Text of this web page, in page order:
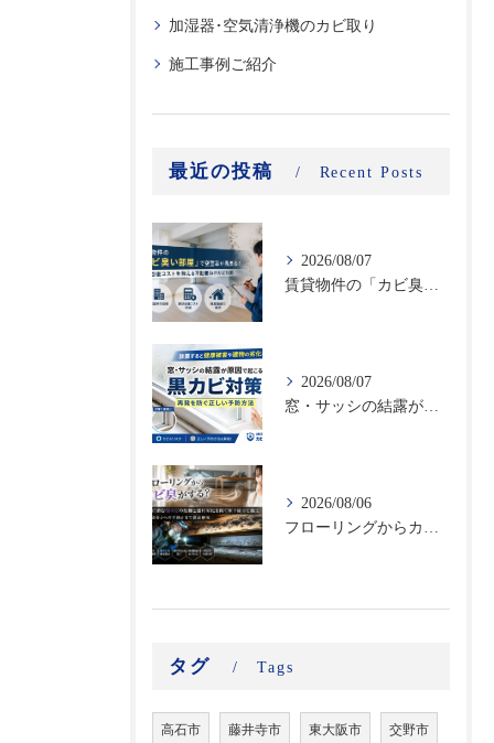
加湿器･空気清浄機のカビ取り
施工事例ご紹介
最近の投稿 Recent Posts
2026/08/07
2026/08/07
2026/08/06
タグ Tags
高石市 藤井寺市 東大阪市 交野市